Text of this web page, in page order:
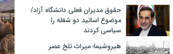
حقوق مدیران فعلی دانشگاه آزاد/
موضوع اساتید دو شغله را
سیاسی کردند
هیروشیما؛ میراث تلخ عصر